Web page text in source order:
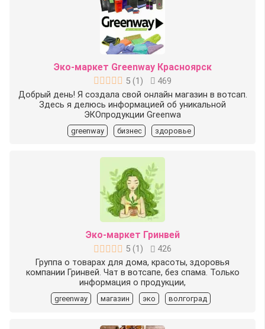
Эко-маркет Greenway Красноярск
5 (1 )
469
Добрый день! Я создала свой онлайн магазин в вотсап.
Здесь я делюсь информацией об уникальной
ЭКОпродукции Greenwa
greenway бизнес здоровье
Эко-маркет Гринвей
5 (1 )
426
Группа о товарах для дома, красоты, здоровья
компании Гринвей. Чат в вотсапе, без спама. Только
информация о продукции,
greenway магазин эко волгоград